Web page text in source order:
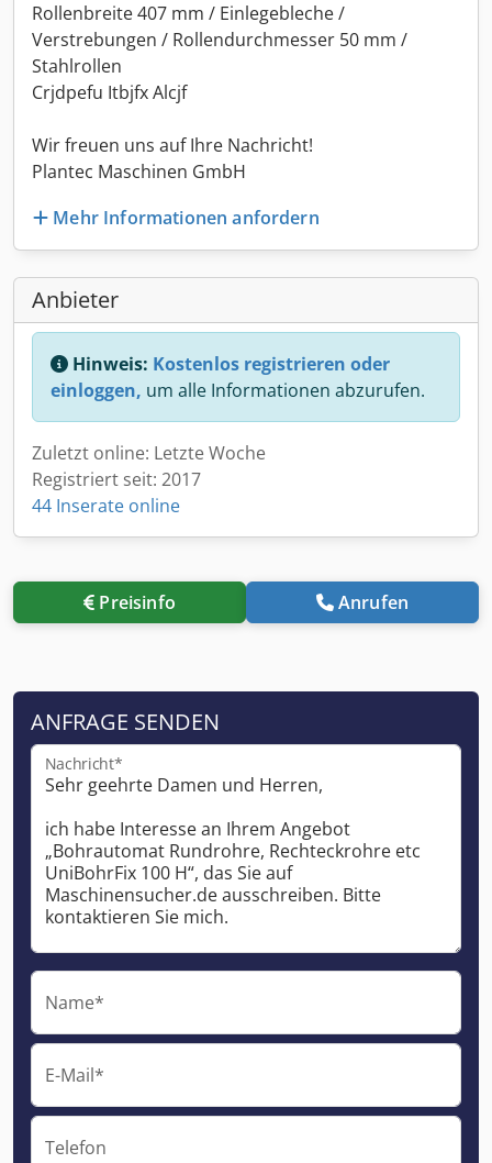
Rollenbreite 407 mm / Einlegebleche /
Verstrebungen / Rollendurchmesser 50 mm /
Stahlrollen
Crjdpefu Itbjfx Alcjf
Wir freuen uns auf Ihre Nachricht!
Plantec Maschinen GmbH
Mehr Informationen anfordern
Anbieter
Hinweis: Kostenlos registrieren oder
einloggen, um alle Informationen abzurufen.
Zuletzt online: Letzte Woche
Registriert seit: 2017
44 Inserate online
Preisinfo Anrufen
ANFRAGE SENDEN
Nachricht*
Name*
E-Mail*
Telefon